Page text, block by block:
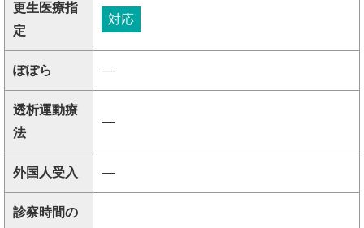
更生医療指
定
対応
ぽぽら ―
透析運動療
法
―
外国人受入 ―
診察時間の